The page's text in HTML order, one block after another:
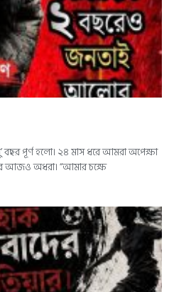
পূর্ণ হলো। ২৪ মাস ধরে আমরা অপেক্ষা
আজও অধরা। “আমার চক্ষে